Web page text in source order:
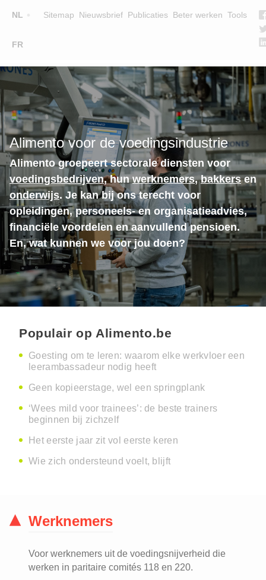
NL
FR
Sitemap Nieuwsbrief Publicaties Beter werken Tools
Main
navigation
OPLEIDINGEN
LESGEVERS
WIE ZIJN WE
TEAM
CONTACT
ZOEK EEN OPLEIDING
Alimento voor de voedingsindustrie
Alimento groepeert sectorale diensten voor
voedingsbedrijven, hunwerknemers,bakkersen
onderwijs. Je kan bij ons terecht voor
opleidingen, personeels- en organisatieadvies,
financiële voordelen en aanvullend pensioen.
En, wat kunnen we voor jou doen?
Populair op Alimento.be
Goesting om te leren: waarom elke werkvloer een
leerambassadeur nodig heeft
Geen kopieerstage, wel een springplank
‘Wees mild voor trainees’: de beste trainers
beginnen bij zichzelf
Het eerste jaar zit vol eerste keren
Wie zich ondersteund voelt, blijft
Werknemers
Voor werknemers uit de voedingsnijverheid die
werken in paritaire comités 118 en 220.